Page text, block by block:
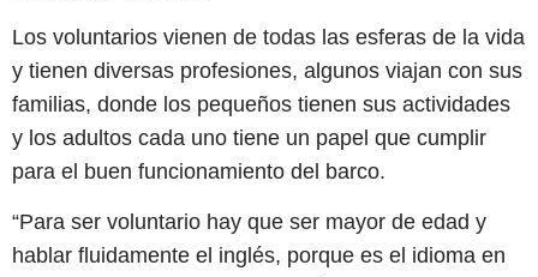
Los voluntarios vienen de todas las esferas de la vida
y tienen diversas profesiones, algunos viajan con sus
familias, donde los pequeños tienen sus actividades
y los adultos cada uno tiene un papel que cumplir
para el buen funcionamiento del barco.
“Para ser voluntario hay que ser mayor de edad y
hablar fluidamente el inglés, porque es el idioma en